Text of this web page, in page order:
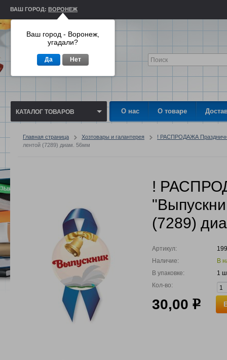
ВАШ ГОРОД: ВОРОНЕЖ
КАТАЛОГ ТОВАРОВ О нас О товаре
Главная страница Хозтовары и галантерея
! РАСПРОДАЖА
лентой (7289) диам. 56мм
!
(7289)
Артикул:
Наличие:
В
В упаковке:
1
Кол-во:
30,00 р
Ваш город - Воронеж,
угадали?
Да Нет